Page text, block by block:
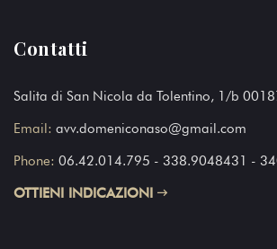
Contatti
Salita di San Nicola da Tolentino, 1/b
Email: avv.domeniconaso@gmail.com
Phone: 06.42.014.795 - 338.9048431 -
OTTIENI INDICAZIONI